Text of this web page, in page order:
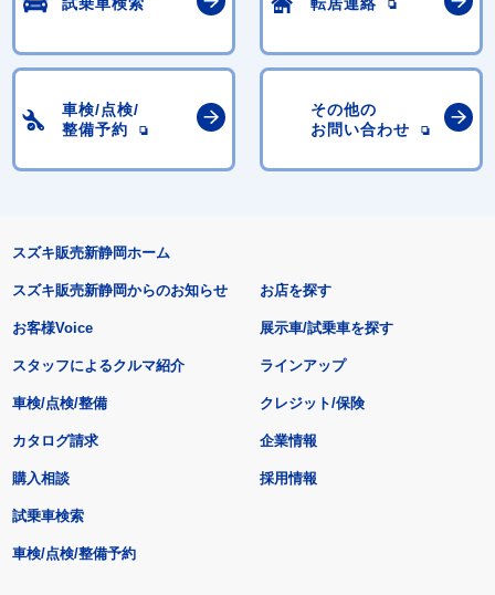
車検/点検/
整備予約
その他の
お問い合わせ
スズキ販売新静岡ホーム
スズキ販売新静岡からのお知らせ
お客様Voice
スタッフによるクルマ紹介
お店を探す
展示車/試乗車を探す
ラインアップ
車検/点検/整備 クレジット/保険
カタログ請求
購入相談
試乗車検索
車検/点検/整備予約
企業情報
採用情報